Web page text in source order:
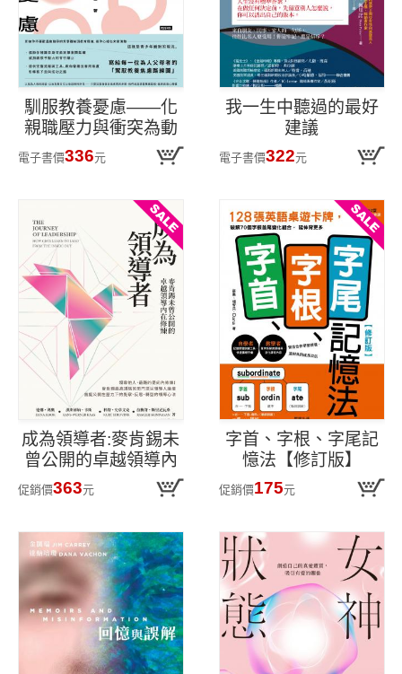
馴服教養憂慮——化
親職壓力與衝突為動
能,引導青少年走向成
功之路
電子書價336元
我一生中聽過的最好
建議
電子書價322元
成為領導者:麥肯錫未
曾公開的卓越領導內
在修煉
促銷價363元
字首、字根、字尾記
憶法【修訂版】
促銷價175元